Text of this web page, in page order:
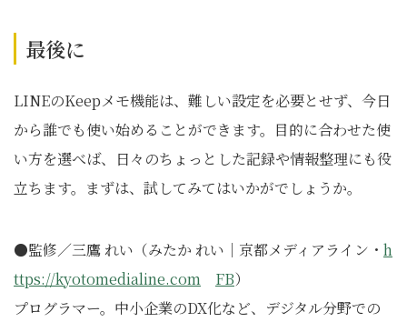
最後に
LINEのKeepメモ機能は、難しい設定を必要とせず、今日
から誰でも使い始めることができます。目的に合わせた使
い方を選べば、日々のちょっとした記録や情報整理にも役
立ちます。まずは、試してみてはいかがでしょうか。
●監修／三鷹 れい（みたか れい｜京都メディアライン・ h
ttps://kyotomedialine.com
FB）
プログラマー。中小企業のDX化など、デジタル分野での